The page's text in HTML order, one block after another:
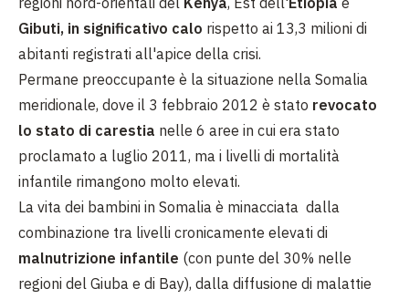
Gibuti, in significativo calo rispetto ai 13,3 milioni di
abitanti registrati all'apice della crisi.
Permane preoccupante è la situazione nella Somalia
meridionale, dove il 3 febbraio 2012 è stato revocato
lo stato di carestia nelle 6 aree in cui era stato
proclamato a luglio 2011, ma i livelli di mortalità
infantile rimangono molto elevati.
La vita dei bambini in Somalia è minacciata dalla
combinazione tra livelli cronicamente elevati di
malnutrizione infantile (con punte del 30% nelle
regioni del Giuba e di Bay), dalla diffusione di malattie